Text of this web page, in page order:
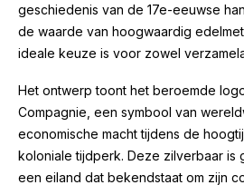
geschiedenis van de 17e-eeuwse
de waarde van hoogwaardig
ideale keuze is voor zowel
Het ontwerp toont het beroemde
Compagnie, een symbool van
economische macht tijdens de
koloniale tijdperk. Deze zilverbaar is
een eiland dat bekendstaat om zijn